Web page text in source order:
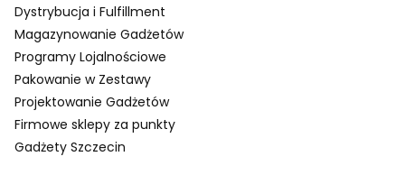
Dystrybucja i Fulfillment
Magazynowanie Gadżetów
Programy Lojalnościowe
Pakowanie w Zestawy
Projektowanie Gadżetów
Firmowe sklepy za punkty
Gadżety Szczecin